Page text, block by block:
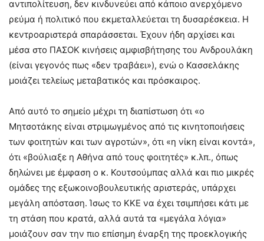
αντιπολίτευση, δεν κινδυνεύει από κάποιο ανερχόμενο
ρεύμα ή πολιτικό που εκμεταλλεύεται τη δυσαρέσκεια. Η
κεντροαριστερά σπαράσσεται. Έχουν ήδη αρχίσει και
μέσα στο ΠΑΣΟΚ κινήσεις αμφισβήτησης του Ανδρουλάκη
(είναι γεγονός πως «δεν τραβάει»), ενώ ο Κασσελάκης
μοιάζει τελείως μεταβατικός και πρόσκαιρος.
Από αυτό το σημείο μέχρι τη διαπίστωση ότι «ο
Μητσοτάκης είναι στριμωγμένος από τις κινητοποιήσεις
των φοιτητών και των αγροτών», ότι «η νίκη είναι κοντά»,
ότι «βούλιαξε η Αθήνα από τους φοιτητές» κ.λπ., όπως
δηλώνει με έμφαση ο κ. Κουτσούμπας αλλά και πιο μικρές
ομάδες της εξωκοινοβουλευτικής αριστεράς, υπάρχει
μεγάλη απόσταση. Ίσως το ΚΚΕ να έχει τσιμπήσει κάτι με
τη στάση που κρατά, αλλά αυτά τα «μεγάλα λόγια»
μοιάζουν σαν την πιο επίσημη έναρξη της προεκλογικής